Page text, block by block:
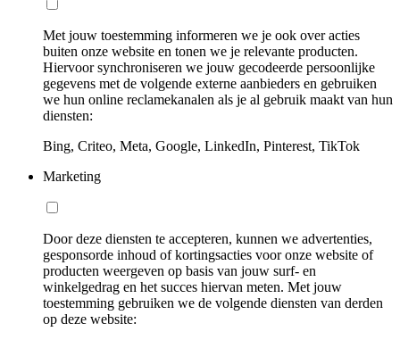
Met jouw toestemming informeren we je ook over acties
buiten onze website en tonen we je relevante producten.
Hiervoor synchroniseren we jouw gecodeerde persoonlijke
gegevens met de volgende externe aanbieders en gebruiken
we hun online reclamekanalen als je al gebruik maakt van hun
diensten:
Bing, Criteo, Meta, Google, LinkedIn, Pinterest, TikTok
Marketing
Door deze diensten te accepteren, kunnen we advertenties,
gesponsorde inhoud of kortingsacties voor onze website of
producten weergeven op basis van jouw surf- en
winkelgedrag en het succes hiervan meten. Met jouw
toestemming gebruiken we de volgende diensten van derden
op deze website: